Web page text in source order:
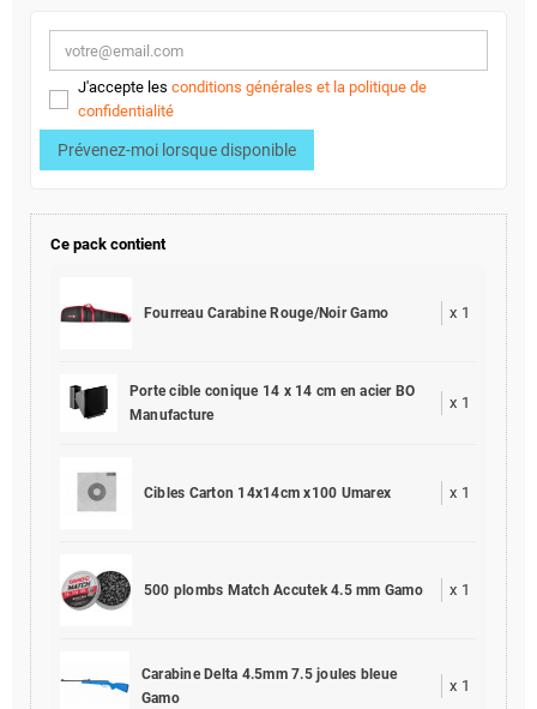
J'accepte les conditions générales et la politique de
confidentialité
Prévenez-moi lorsque disponible
Ce pack contient
Fourreau Carabine Rouge/Noir Gamo x 1
Porte cible conique 14 x 14 cm en acier BO
Manufacture
x 1
Cibles Carton 14x14cm x100 Umarex x 1
500 plombs Match Accutek 4.5 mm Gamo x 1
Carabine Delta 4.5mm 7.5 joules bleue
Gamo
x 1